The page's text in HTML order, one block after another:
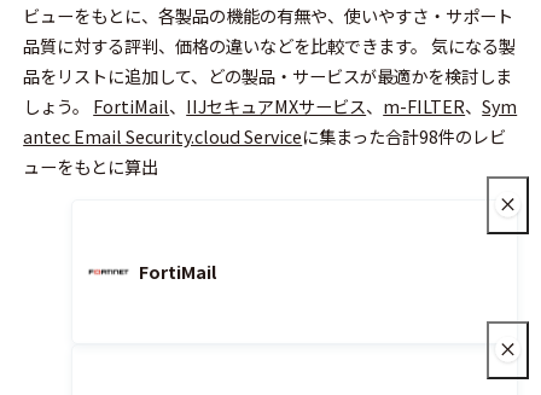
ビューをもとに、各製品の機能の有無や、使いやすさ・サポート
品質に対する評判、価格の違いなどを比較できます。 気になる製
品をリストに追加して、どの製品・サービスが最適かを検討しま
しょう。 FortiMail、 IIJセキュアMXサービス、 m-FILTER、Sym
antec Email Security.cloud Serviceに集まった合計98件のレビ
ューをもとに算出
FortiMail